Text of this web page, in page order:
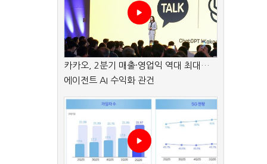
카카오, 2분기 매출·영업익 역대 최대…
에이전트 AI 수익화 관건